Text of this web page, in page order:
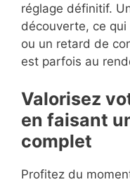
réglage définitif.
découverte, ce qui
ou un retard de
est parfois au
Valorisez
en faisant
complet
Profitez du